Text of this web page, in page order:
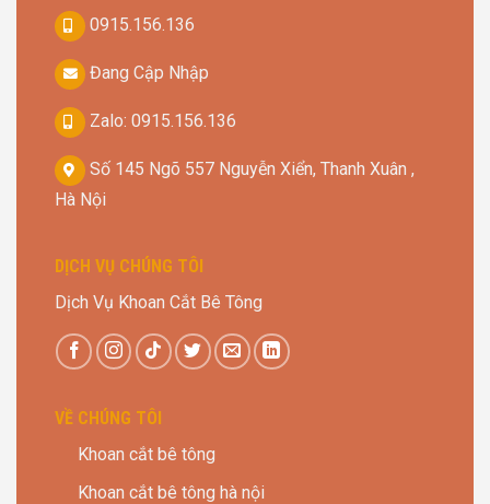
0915.156.136
Đang Cập Nhập
Zalo: 0915.156.136
Số 145 Ngõ 557 Nguyễn Xiển, Thanh Xuân ,
Hà Nội
DỊCH VỤ CHÚNG TÔI
Dịch Vụ Khoan Cắt Bê Tông
VỀ CHÚNG TÔI
Khoan cắt bê tông
Khoan cắt bê tông hà nội